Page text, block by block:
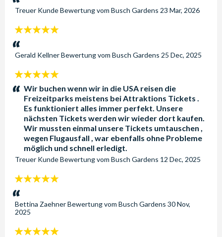
Treuer KundeBewertung vom Busch Gardens 23 Mar, 2026
5
Sterne:
Gerald KellnerBewertung vom Busch Gardens 25 Dec, 2025
5
Sterne:Wir buchen wenn wir in die USA reisen die
Freizeitparks meistens bei Attraktions Tickets .
Es funktioniert alles immer perfekt. Unsere
nächsten Tickets werden wir wieder dort kaufen.
Wir mussten einmal unsere Tickets umtauschen ,
wegen Flugausfall , war ebenfalls ohne Probleme
möglich und schnell erledigt.
Treuer KundeBewertung vom Busch Gardens 12 Dec, 2025
5
Sterne:
Bettina ZaehnerBewertung vom Busch Gardens 30 Nov,
2025
5